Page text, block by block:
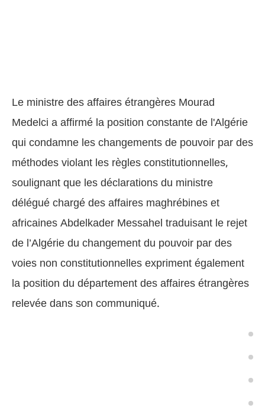
Le ministre des affaires étrangères Mourad
Medelci a affirmé la position constante de l'Algérie
qui condamne les changements de pouvoir par des
méthodes violant les règles constitutionnelles,
soulignant que les déclarations du ministre
délégué chargé des affaires maghrébines et
africaines Abdelkader Messahel traduisant le rejet
de l’Algérie du changement du pouvoir par des
voies non constitutionnelles expriment également
la position du département des affaires étrangères
relevée dans son communiqué.